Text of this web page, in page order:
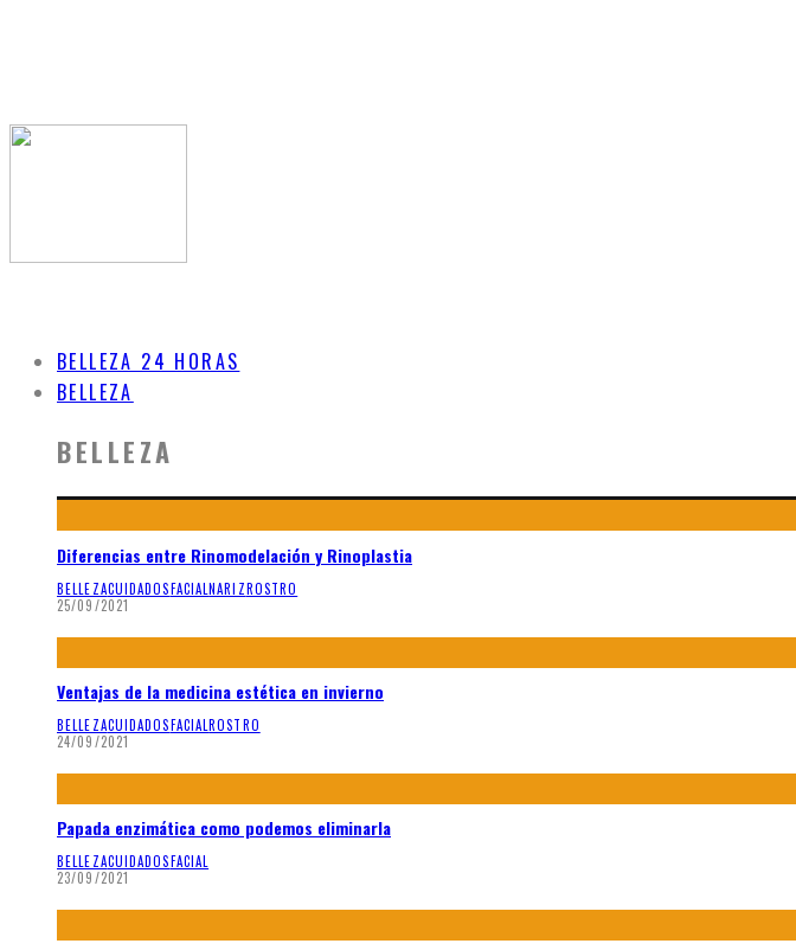
BELLEZA 24 HORAS
BELLEZA
BELLEZA
Diferencias entre Rinomodelación y Rinoplastia
BELLEZACUIDADOSFACIALNARIZROSTRO
25/09/2021
Ventajas de la medicina estética en invierno
BELLEZACUIDADOSFACIALROSTRO
24/09/2021
Papada enzimática como podemos eliminarla
BELLEZACUIDADOSFACIAL
23/09/2021